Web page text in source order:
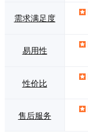
需求满足度
易用性
性价比
售后服务